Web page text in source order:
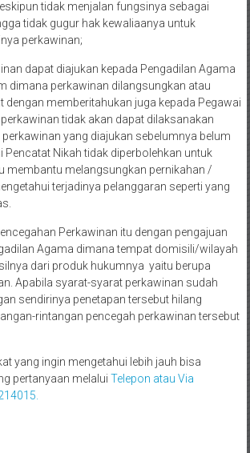
tidak menjalan fungsinya sebagai
tidak gugur hak kewaliaanya untuk
perkawinan;
dapat diajukan kepada Pengadilan Agama
dimana perkawinan dilangsungkan atau
dengan memberitahukan juga kepada Pegawai
tidak akan dapat dilaksanakan
yang diajukan sebelumnya belum
Pencatat Nikah tidak diperbolehkan untuk
membantu melangsungkan pernikahan /
terjadinya pelanggaran seperti yang
Perkawinan itu dengan pengajuan
Agama dimana tempat domisili/wilayah
dari produk hukumnya yaitu berupa
Apabila syarat-syarat perkawinan sudah
sendirinya penetapan tersebut hilang
rintangan pencegah perkawinan tersebut
yang ingin mengetahui lebih jauh bisa
pertanyaan melalui Telepon atau Via